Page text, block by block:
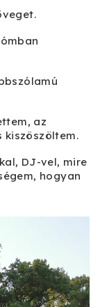
az
kiszöszöltem.
DJ-vel, mire
hogyan